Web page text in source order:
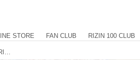
STORE FAN CLUB RIZIN 100 CLUB